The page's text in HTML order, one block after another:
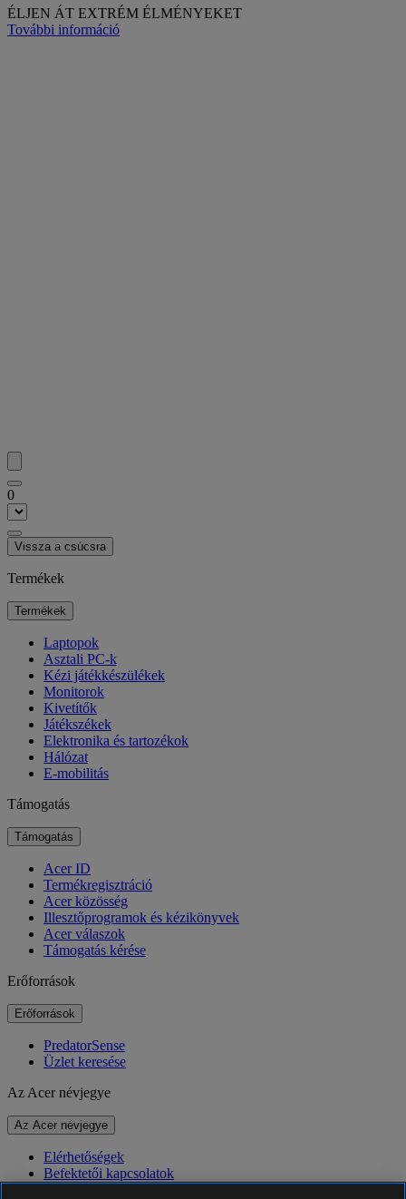
ÉLJEN ÁT EXTRÉM ÉLMÉNYEKET
További információ
0
Vissza a csúcsra
Termékek
Termékek
Laptopok
Asztali PC-k
Kézi játékkészülékek
Monitorok
Kivetítők
Játékszékek
Elektronika és tartozékok
Hálózat
E-mobilitás
Támogatás
Támogatás
Acer ID
Termékregisztráció
Acer közösség
Illesztőprogramok és kézikönyvek
Acer válaszok
Támogatás kérése
Erőforrások
Erőforrások
PredatorSense
Üzlet keresése
Az Acer névjegye
Az Acer névjegye
Elérhetőségek
Befektetői kapcsolatok